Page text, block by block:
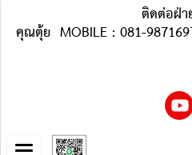
ติดต่อฝ่า
คุณตุ้ย MOBILE : 081-